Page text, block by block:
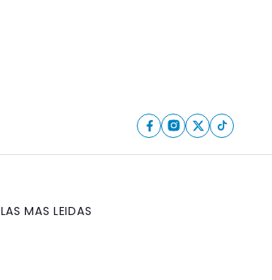
LAS MAS LEIDAS